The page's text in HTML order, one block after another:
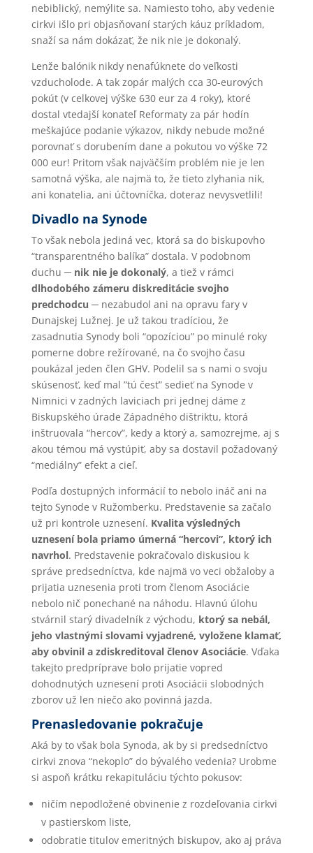
nebiblický, nemýlite sa. Namiesto toho, aby vedenie
cirkvi išlo pri objasňovaní starých káuz príkladom,
snaží sa nám dokázať, že nik nie je dokonalý.
Lenže balónik nikdy nenafúknete do veľkosti
vzducholode. A tak zopár malých cca 30-eurových
pokút (v celkovej výške 630 eur za 4 roky), ktoré
dostal vtedajší konateľ Reformaty za pár hodín
meškajúce podanie výkazov, nikdy nebude možné
porovnať s dorubením dane a pokutou vo výške 72
000 eur! Pritom však najväčším problém nie je len
samotná výška, ale najmä to, že tieto zlyhania nik,
ani konatelia, ani účtovníčka, doteraz nevysvetlili!
Divadlo na Synode
To však nebola jediná vec, ktorá sa do biskupovho
“transparentného balíka” dostala. V podobnom
duchu ─ nik nie je dokonalý, a tiež v rámci
dlhodobého zámeru diskreditácie svojho
predchodcu ─ nezabudol ani na opravu fary v
Dunajskej Lužnej. Je už takou tradíciou, že
zasadnutia Synody boli “opozíciou” po minulé roky
pomerne dobre režírované, na čo svojho času
poukázal jeden člen GHV. Podelil sa s nami o svoju
skúsenosť, keď mal ”tú česť” sedieť na Synode v
Nimnici v zadných laviciach pri jednej dáme z
Biskupského úrade Západného dištriktu, ktorá
inštruovala “hercov”, kedy a ktorý a, samozrejme, aj s
akou témou má vystúpiť, aby sa dostavil požadovaný
“mediálny” efekt a cieľ.
Podľa dostupných informácií to nebolo ináč ani na
tejto Synode v Ružomberku. Predstavenie sa začalo
už pri kontrole uznesení. Kvalita výsledných
uznesení bola priamo úmerná “hercovi”, ktorý ich
navrhol. Predstavenie pokračovalo diskusiou k
správe predsedníctva, kde najmä vo veci obžaloby a
prijatia uznesenia proti trom členom Asociácie
nebolo nič ponechané na náhodu. Hlavnú úlohu
stvárnil starý divadelník z východu, ktorý sa nebál,
jeho vlastnými slovami vyjadrené, vyložene klamať,
aby obvinil a zdiskreditoval členov Asociácie. Vďaka
takejto predpríprave bolo prijatie vopred
dohodnutých uznesení proti Asociácii slobodných
zborov už len niečo ako povinná jazda.
Prenasledovanie pokračuje
Aká by to však bola Synoda, ak by si predsedníctvo
cirkvi znova “nekoplo” do bývalého vedenia? Urobme
si aspoň krátku rekapituláciu týchto pokusov:
ničím nepodložené obvinenie z rozdeľovania cirkvi
v pastierskom liste,
odobratie titulov emeritných biskupov, ako aj práva